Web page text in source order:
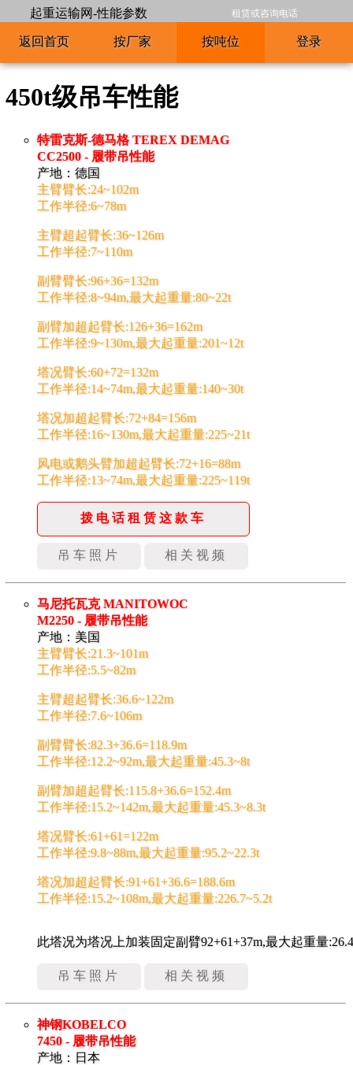
起重运输网-性能参数 租赁或咨询电话
返回首页 按厂家 按吨位 登录
450t级吊车性能
特雷克斯-德马格 TEREX DEMAG
CC2500 - 履带吊性能
产地：德国
主臂臂长:24~102m
工作半径:6~78m
主臂超起臂长:36~126m
工作半径:7~110m
副臂臂长:96+36=132m
工作半径:8~94m,最大起重量:80~22t
副臂加超起臂长:126+36=162m
工作半径:9~130m,最大起重量:201~12t
塔况臂长:60+72=132m
工作半径:14~74m,最大起重量:140~30t
塔况加超起臂长:72+84=156m
工作半径:16~130m,最大起重量:225~21t
风电或鹅头臂加超起臂长:72+16=88m
工作半径:13~74m,最大起重量:225~119t
拨电话租赁这款车
吊车照片 相关视频
马尼托瓦克 MANITOWOC
M2250 - 履带吊性能
产地：美国
主臂臂长:21.3~101m
工作半径:5.5~82m
主臂超起臂长:36.6~122m
工作半径:7.6~106m
副臂臂长:82.3+36.6=118.9m
工作半径:12.2~92m,最大起重量:45.3~8t
副臂加超起臂长:115.8+36.6=152.4m
工作半径:15.2~142m,最大起重量:45.3~8.3t
塔况臂长:61+61=122m
工作半径:9.8~88m,最大起重量:95.2~22.3t
塔况加超起臂长:91+61+36.6=188.6m
工作半径:15.2~108m,最大起重量:226.7~5.2t
此塔况为塔况上加装固定副臂92+61+37m,最大起重量
吊车照片 相关视频
神钢KOBELCO
7450 - 履带吊性能
产地：日本